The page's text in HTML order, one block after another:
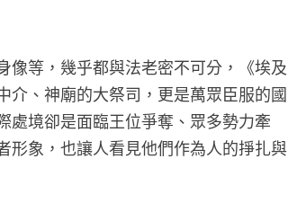
像等，幾乎都與法老密不可分，《埃及
介、神廟的大祭司，更是萬眾臣服的國
處境卻是面臨王位爭奪、眾多勢力牽
形象，也讓人看見他們作為人的掙扎與